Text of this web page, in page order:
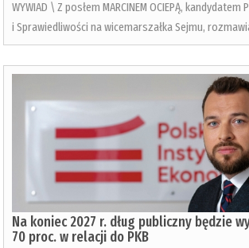
WYWIAD \ Z posłem MARCINEM OCIEPĄ, kandydatem
i Sprawiedliwości na wicemarszałka Sejmu, rozmawia
Na koniec 2027 r. dług publiczny będzie
70 proc. w relacji do PKB